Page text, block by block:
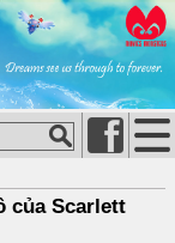
của Scarlett